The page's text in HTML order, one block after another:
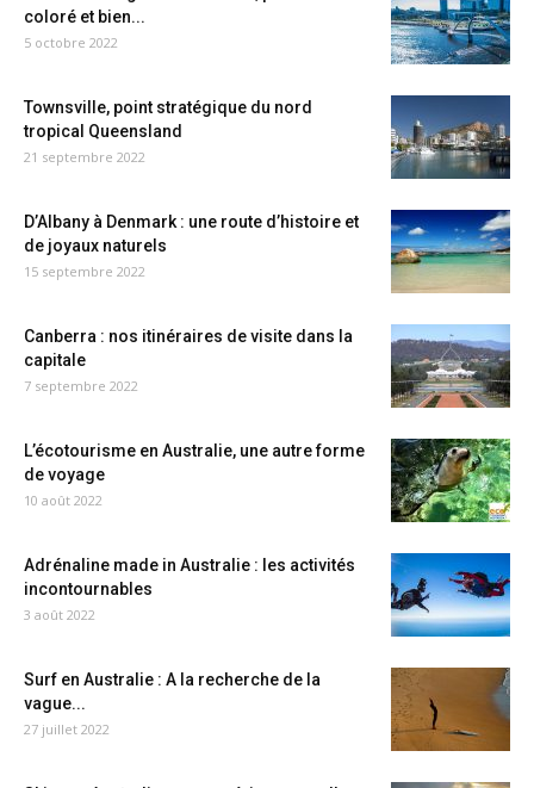
coloré et bien...
5 octobre 2022
Townsville, point stratégique du nord
tropical Queensland
21 septembre 2022
D’Albany à Denmark : une route d’histoire et
de joyaux naturels
15 septembre 2022
Canberra : nos itinéraires de visite dans la
capitale
7 septembre 2022
L’écotourisme en Australie, une autre forme
de voyage
10 août 2022
Adrénaline made in Australie : les activités
incontournables
3 août 2022
Surf en Australie : A la recherche de la
vague...
27 juillet 2022